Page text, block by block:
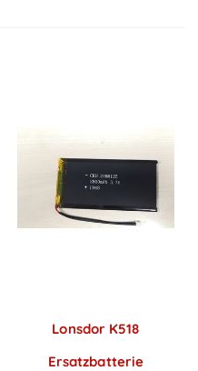
Lonsdor K518
Ersatzbatterie